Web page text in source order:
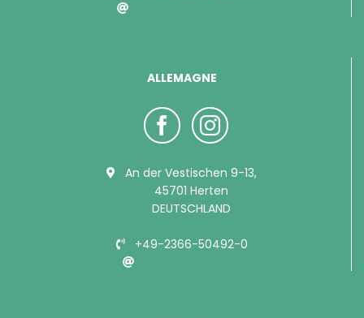
ALLEMAGNE
An der Vestischen 9-13,
45701 Herten
DEUTSCHLAND
+49-2366-50492-0